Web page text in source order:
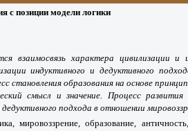
с позиции модели логики
взаимосвязь характера цивилизации
индуктивного и дедуктивного
становления образования на основе
смысл и значение. Процесс
подхода в отношении
мировоззрение, образование,